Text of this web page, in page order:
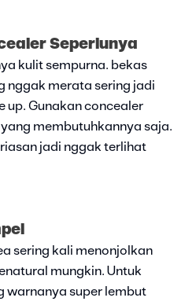
Seperlunya
kulit sempurna. bekas
nggak merata sering jadi
up. Gunakan concealer
membutuhkannya saja.
jadi nggak terlihat
sering kali menonjolkan
mungkin. Untuk
warnanya super lembut